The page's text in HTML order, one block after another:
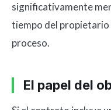
significativamente
tiempo del propietario
proceso.
El papel del